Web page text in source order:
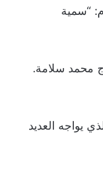
“سمية
محمد سلامة.
يواجه العديد